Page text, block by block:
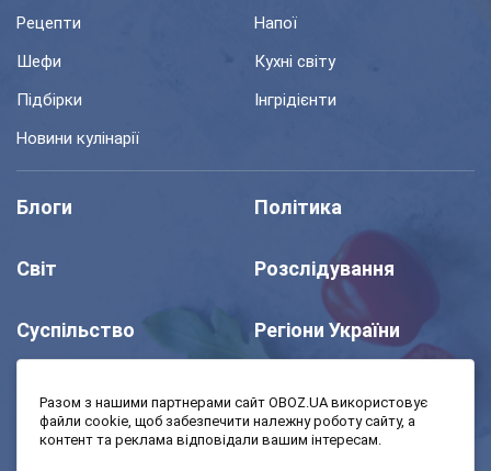
Рецепти
Напої
Шефи
Кухні світу
Підбірки
Інгрідієнти
Новини кулінарії
Блоги Політика
Світ Розслідування
Суспільство Регіони України
Шоу Спорт
Моя школа
Разом з нашими партнерами сайт OBOZ.UA використовує
файли cookie, щоб забезпечити належну роботу сайту, а
контент та реклама відповідали вашим інтересам.